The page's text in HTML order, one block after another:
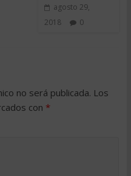
agosto 29,
2018
0
no será publicada. Los
con *